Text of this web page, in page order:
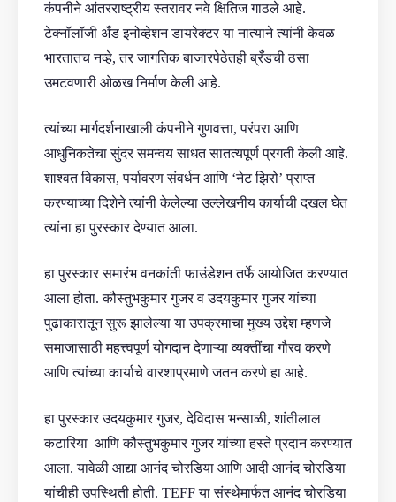
कंपनीने आंतरराष्ट्रीय स्तरावर नवे क्षितिज गाठले आहे.
टेक्नॉलॉजी अँड इनोव्हेशन डायरेक्टर या नात्याने त्यांनी केवळ
भारतातच नव्हे, तर जागतिक बाजारपेठेतही ब्रँडची ठसा
उमटवणारी ओळख निर्माण केली आहे.
त्यांच्या मार्गदर्शनाखाली कंपनीने गुणवत्ता, परंपरा आणि
आधुनिकतेचा सुंदर समन्वय साधत सातत्यपूर्ण प्रगती केली आहे.
शाश्वत विकास, पर्यावरण संवर्धन आणि ‘नेट झिरो’ प्राप्त
करण्याच्या दिशेने त्यांनी केलेल्या उल्लेखनीय कार्याची दखल घेत
त्यांना हा पुरस्कार देण्यात आला.
हा पुरस्कार समारंभ वनकांती फाउंडेशन तर्फे आयोजित करण्यात
आला होता. कौस्तुभकुमार गुजर व उदयकुमार गुजर यांच्या
पुढाकारातून सुरू झालेल्या या उपक्रमाचा मुख्य उद्देश म्हणजे
समाजासाठी महत्त्वपूर्ण योगदान देणाऱ्या व्यक्तींचा गौरव करणे
आणि त्यांच्या कार्याचे वारशाप्रमाणे जतन करणे हा आहे.
हा पुरस्कार उदयकुमार गुजर, देविदास भन्साळी, शांतीलाल
कटारिया आणि कौस्तुभकुमार गुजर यांच्या हस्ते प्रदान करण्यात
आला. यावेळी आद्या आनंद चोरडिया आणि आदी आनंद चोरडिया
यांचीही उपस्थिती होती. TEFF या संस्थेमार्फत आनंद चोरडिया